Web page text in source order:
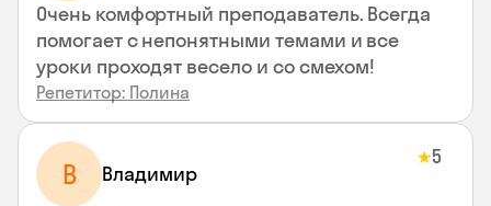
Очень комфортный преподаватель. Всегда
помогает с непонятными темами и все
уроки проходят весело и со смехом!
Репетитор: Полина
В Владимир
★5